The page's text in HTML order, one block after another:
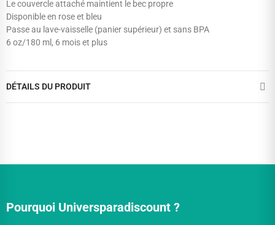
Le couvercle attaché maintient le bec propre
Disponible en rose et bleu
Passe au lave-vaisselle (panier supérieur) et sans BPA
6 oz/180 ml, 6 mois et plus
DÉTAILS DU PRODUIT
Pourquoi Universparadiscount ?